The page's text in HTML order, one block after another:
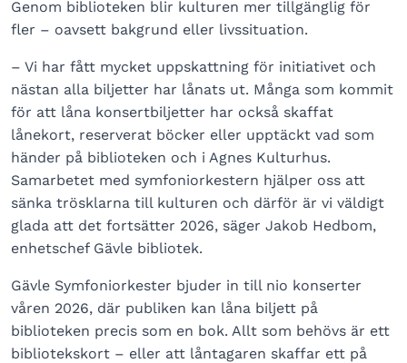
Genom biblioteken blir kulturen mer tillgänglig för
fler – oavsett bakgrund eller livssituation.
– Vi har fått mycket uppskattning för initiativet och
nästan alla biljetter har lånats ut. Många som kommit
för att låna konsertbiljetter har också skaffat
lånekort, reserverat böcker eller upptäckt vad som
händer på biblioteken och i Agnes Kulturhus.
Samarbetet med symfoniorkestern hjälper oss att
sänka trösklarna till kulturen och därför är vi väldigt
glada att det fortsätter 2026, säger Jakob Hedbom,
enhetschef Gävle bibliotek.
Gävle Symfoniorkester bjuder in till nio konserter
våren 2026, där publiken kan låna biljett på
biblioteken precis som en bok. Allt som behövs är ett
bibliotekskort – eller att låntagaren skaffar ett på